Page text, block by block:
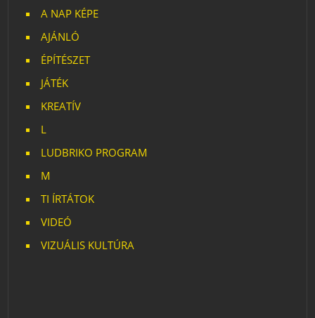
A NAP KÉPE
AJÁNLÓ
ÉPÍTÉSZET
JÁTÉK
KREATÍV
L
LUDBRIKO PROGRAM
M
TI ÍRTÁTOK
VIDEÓ
VIZUÁLIS KULTÚRA